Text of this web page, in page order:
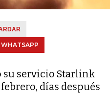
WHATSAPP
su servicio Starlink
días después